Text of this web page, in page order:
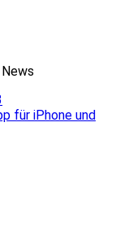
für iPhone und